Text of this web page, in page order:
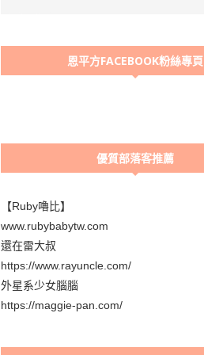
恩平方FACEBOOK粉絲專頁
優質部落客推薦
【Ruby嚕比】
www.rubybabytw.com
還在雷大叔
https://www.rayuncle.com/
外星系少女腦腦
https://maggie-pan.com/